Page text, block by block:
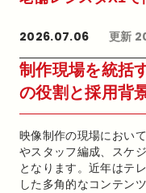
2026.07.06 更新
制作現場を統括
の役割と採用背
映像制作の現場におい
やスタッフ編成、スケ
となります。近年はテ
した多角的なコンテン